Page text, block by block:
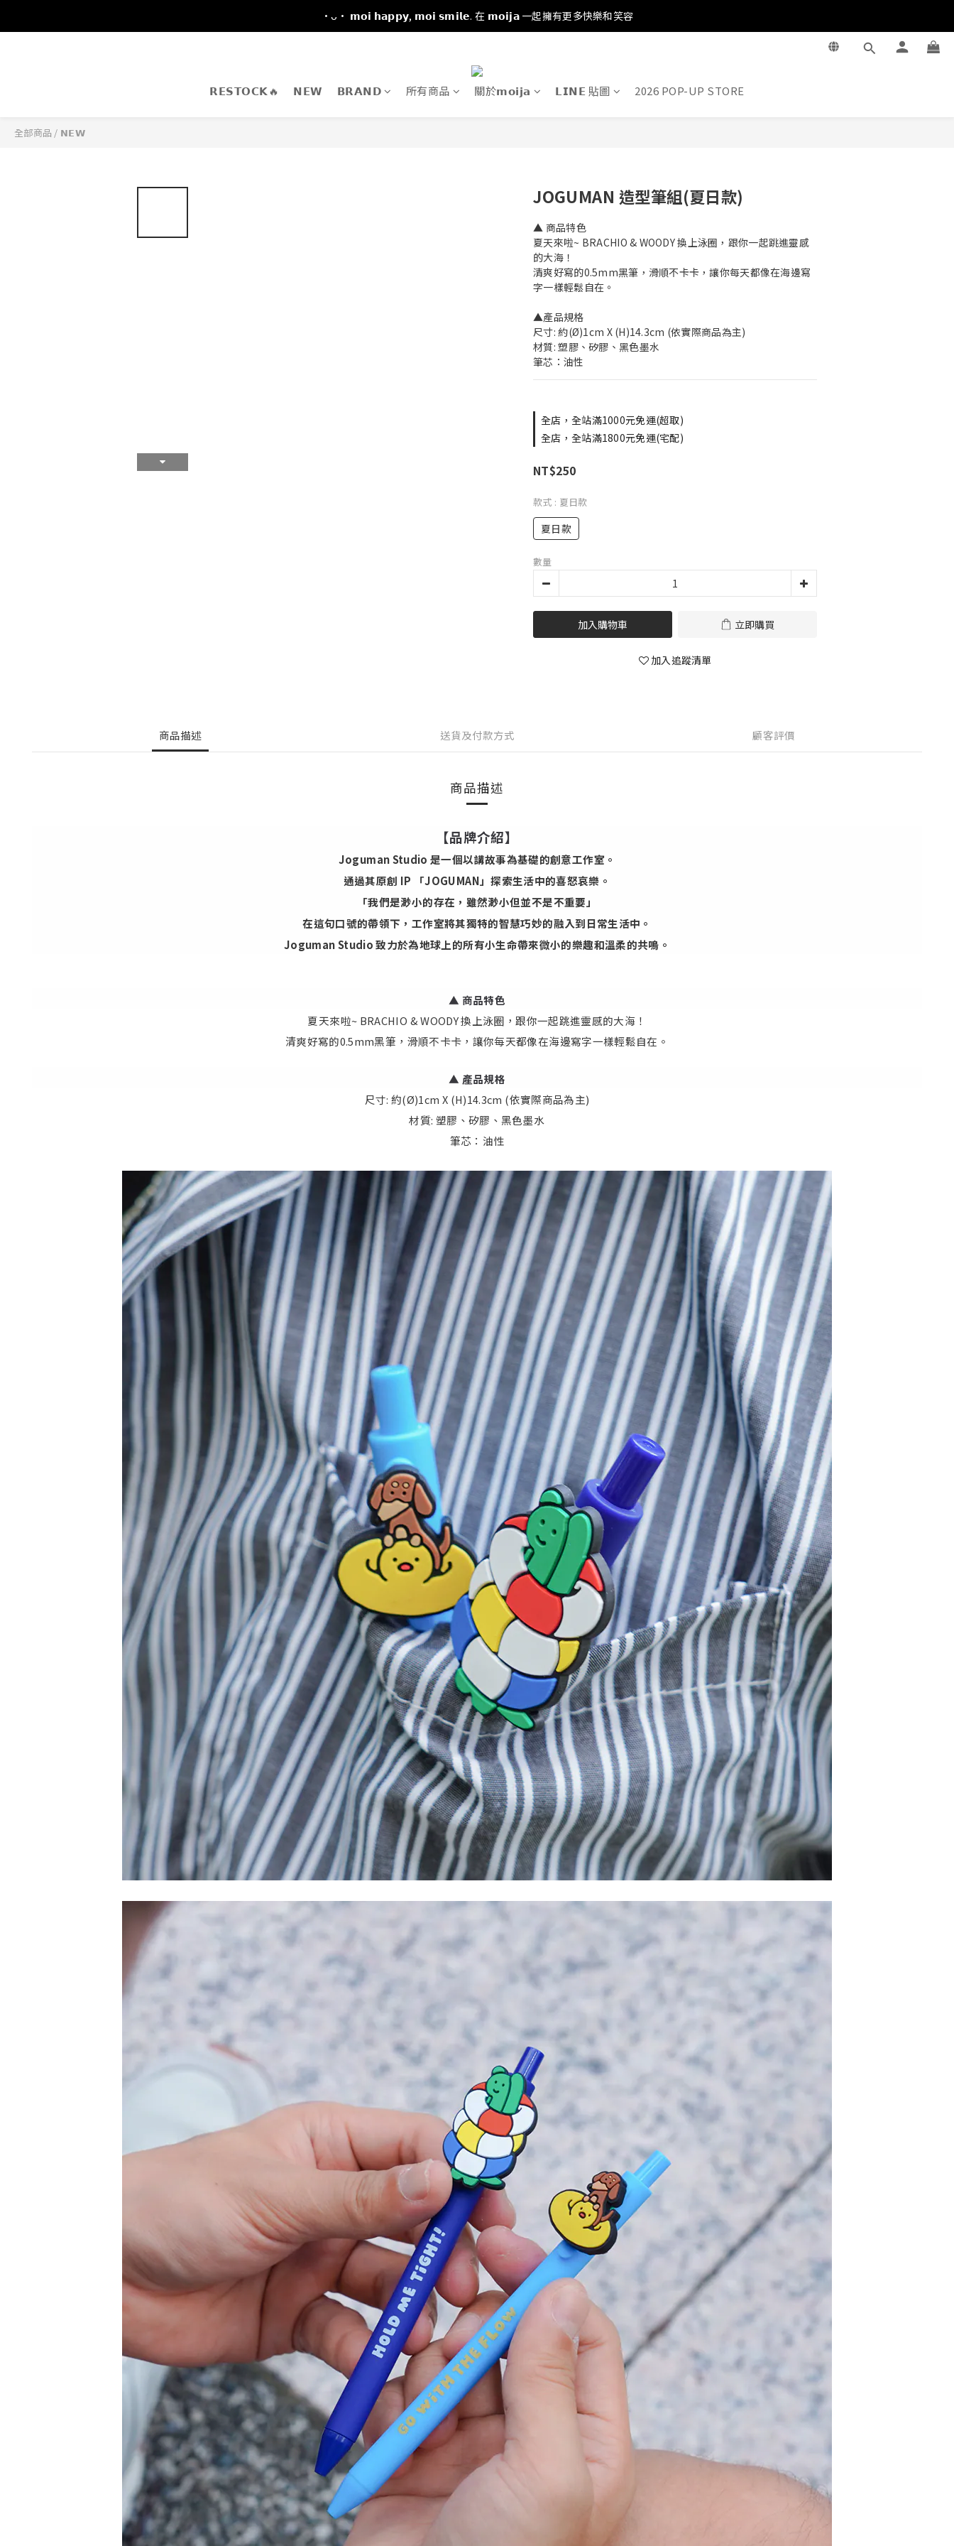
·ᴗ· 𝗺𝗼𝗶 𝗵𝗮𝗽𝗽𝘆, 𝗺𝗼𝗶 𝘀𝗺𝗶𝗹𝗲. 在 𝗺𝗼𝗶𝗷𝗮 一起擁有更多快樂和笑容
𝗥𝗘𝗦𝗧𝗢𝗖𝗞🔥 𝗡𝗘𝗪 𝗕𝗥𝗔𝗡𝗗 所有商品 關於𝗺𝗼𝗶𝗷𝗮 𝗟𝗜𝗡𝗘 貼圖 2026 POP-UP STORE
全部商品 / 𝗡𝗘𝗪
JOGUMAN 造型筆組(夏日款)
▲ 商品特色
夏天來啦~ BRACHIO & WOODY 換上泳圈，跟你一起跳進靈感
的大海！
清爽好寫的0.5mm黑筆，滑順不卡卡，讓你每天都像在海邊寫
字一樣輕鬆自在。
▲產品規格
尺寸: 約(Ø)1cm X (H)14.3cm (依實際商品為主)
材質: 塑膠、矽膠、黑色墨水
筆芯：油性
全店，全站滿1000元免運(超取)
全店，全站滿1800元免運(宅配)
NT$250
款式 : 夏日款
夏日款
數量
加入購物車 立即購買
加入追蹤清單
商品描述 送貨及付款方式 顧客評價
商品描述
【品牌介紹】
Joguman Studio 是一個以講故事為基礎的創意工作室。
通過其原創 IP 「JOGUMAN」探索生活中的喜怒哀樂。
「我們是渺小的存在，雖然渺小但並不是不重要」
在這句口號的帶領下，工作室將其獨特的智慧巧妙的融入到日常生活中。
Joguman Studio 致力於為地球上的所有小生命帶來微小的樂趣和溫柔的共鳴。
▲ 商品特色
夏天來啦~ BRACHIO & WOODY 換上泳圈，跟你一起跳進靈感的大海！
清爽好寫的0.5mm黑筆，滑順不卡卡，讓你每天都像在海邊寫字一樣輕鬆自在。
▲ 產品規格
尺寸: 約(Ø)1cm X (H)14.3cm (依實際商品為主)
材質: 塑膠、矽膠、黑色墨水
筆芯：油性